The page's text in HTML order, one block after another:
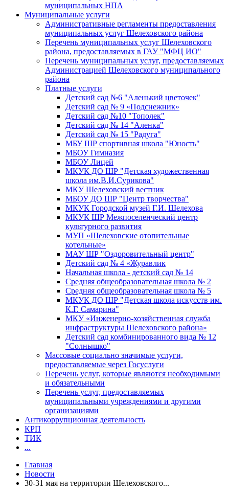
муниципальных НПА
Муниципальные услуги
Административные регламенты предоставления
муниципальных услуг Шелеховского района
Перечень муниципальных услуг Шелеховского
района, предоставляемых в ГАУ "МФЦ ИО"
Перечень муниципальных услуг, предоставляемых
Администрацией Шелеховского муниципального
района
Платные услуги
Детский сад №6 "Аленький цветочек"
Детский сад № 9 «Подснежник»
Детский сад №10 "Тополек"
Детский сад № 14 "Аленка"
Детский сад № 15 "Радуга"
МБУ ШР спортивная школа "Юность"
МБОУ Гимназия
МБОУ Лицей
МКУК ДО ШР "Детская художественная
школа им.В.И.Сурикова"
МКУ Шелеховский вестник
МБОУ ДО ШР "Центр творчества"
МКУК Городской музей Г.И. Шелехова
МКУК ШР Межпоселенческий центр
культурного развития
МУП «Шелеховские отопительные
котельные»
МАУ ШР "Оздоровительный центр"
Детский сад № 4 «Журавлик
Начальная школа - детский сад № 14
Средняя общеобразовательная школа № 2
Средняя общеобразовательная школа № 5
МКУК ДО ШР "Детская школа искусств им.
К.Г. Самарина"
МКУ «Инженерно-хозяйственная служба
инфраструктуры Шелеховского района»
Детский сад комбинированного вида № 12
"Солнышко"
Массовые социально значимые услуги,
предоставляемые через Госуслуги
Перечень услуг, которые являются необходимыми
и обязательными
Перечень услуг, предоставляемых
муниципальными учреждениями и другими
организациями
Антикоррупционная деятельность
КРП
ТИК
...
Главная
Новости
30-31 мая на территории Шелеховского...